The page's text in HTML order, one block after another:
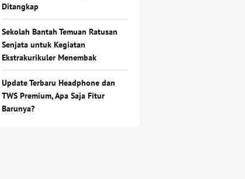
Ditangkap
Sekolah Bantah Temuan Ratusan
Senjata untuk Kegiatan
Ekstrakurikuler Menembak
Update Terbaru Headphone dan
TWS Premium, Apa Saja Fitur
Barunya?